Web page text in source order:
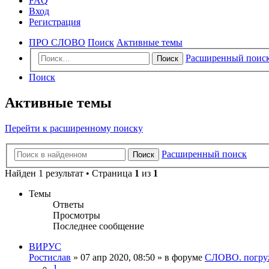
Вход
Регистрация
ПРО СЛОВО Поиск Активные темы
Поиск
Расширенный
Поиск
Активные темы
Перейти к расширенному поиску
Поиск
Расширенный поиск
Найден 1 результат • Страница 1 из 1
Темы
Ответы
Просмотры
Последнее сообщение
ВИРУС
Ростислав » 07 апр 2020, 08:50 » в форуме СЛОВО.